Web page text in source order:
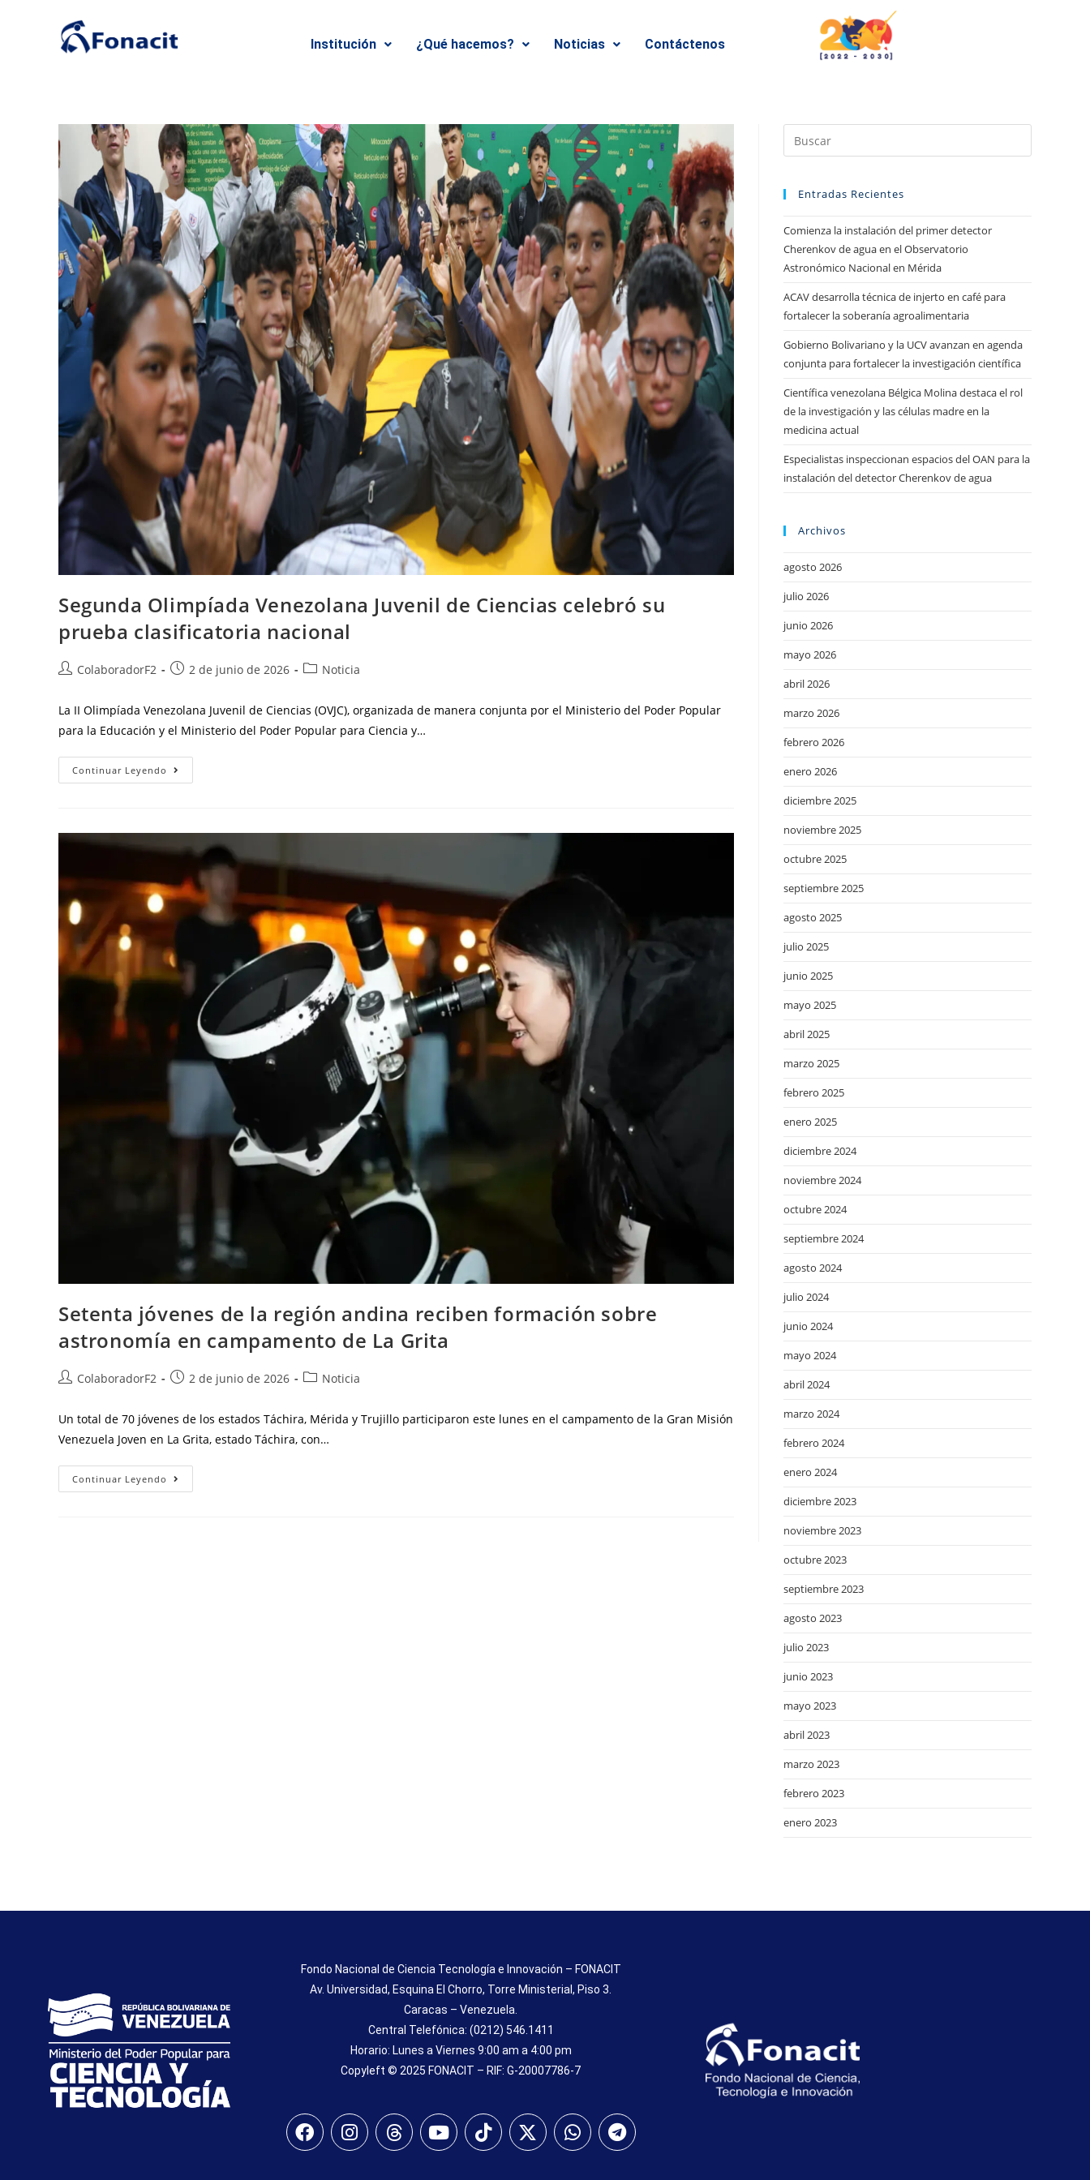
Institución ¿Qué hacemos? Noticias Contáctenos
Segunda Olimpíada Venezolana Juvenil de Ciencias celebró su
prueba clasificatoria nacional
ColaboradorF2 2 de junio de 2026 Noticia
La II Olimpíada Venezolana Juvenil de Ciencias (OVJC), organizada de manera conjunta por el Ministerio del Poder Popular
para la Educación y el Ministerio del Poder Popular para Ciencia y…
Continuar Leyendo
Setenta jóvenes de la región andina reciben formación sobre
astronomía en campamento de La Grita
ColaboradorF2 2 de junio de 2026 Noticia
Un total de 70 jóvenes de los estados Táchira, Mérida y Trujillo participaron este lunes en el campamento de la Gran Misión
Venezuela Joven en La Grita, estado Táchira, con…
Continuar Leyendo
Entradas Recientes
Comienza la instalación del primer detector
Cherenkov de agua en el Observatorio
Astronómico Nacional en Mérida
ACAV desarrolla técnica de injerto en café para
fortalecer la soberanía agroalimentaria
Gobierno Bolivariano y la UCV avanzan en agenda
conjunta para fortalecer la investigación científica
Científica venezolana Bélgica Molina destaca el rol
de la investigación y las células madre en la
medicina actual
Especialistas inspeccionan espacios del OAN para la
instalación del detector Cherenkov de agua
Archivos
agosto 2026
julio 2026
junio 2026
mayo 2026
abril 2026
marzo 2026
febrero 2026
enero 2026
diciembre 2025
noviembre 2025
octubre 2025
septiembre 2025
agosto 2025
julio 2025
junio 2025
mayo 2025
abril 2025
marzo 2025
febrero 2025
enero 2025
diciembre 2024
noviembre 2024
octubre 2024
septiembre 2024
agosto 2024
julio 2024
junio 2024
mayo 2024
abril 2024
marzo 2024
febrero 2024
enero 2024
diciembre 2023
noviembre 2023
octubre 2023
septiembre 2023
agosto 2023
julio 2023
junio 2023
mayo 2023
abril 2023
marzo 2023
febrero 2023
enero 2023
Fondo Nacional de Ciencia Tecnología e Innovación – FONACIT
Av. Universidad, Esquina El Chorro, Torre Ministerial, Piso 3.
Caracas – Venezuela.
Central Telefónica: (0212) 546.1411
Horario: Lunes a Viernes 9:00 am a 4:00 pm
Copyleft © 2025 FONACIT – RIF: G-20007786-7